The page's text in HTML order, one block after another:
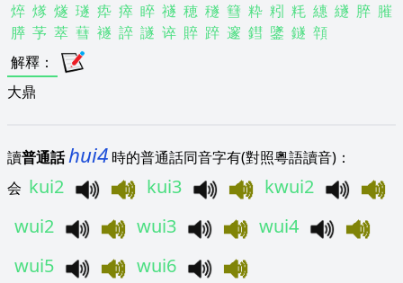
焠 煫 燧 璲 疩 瘁 睟 禭 穂 穟 篲 粋 粌 粍 繐 繸 脺 膗
膵 芧 萃 蔧 襚 誶 譢 谇 賥 踤 邃 鏏 鐆 鐩 顇
解釋 ：
大鼎
讀普通話hui4 時的普通話同音字有(對照粵語讀音)：
会 kui2 kui3
kwui2
wui2
wui3
wui4
wui5
wui6